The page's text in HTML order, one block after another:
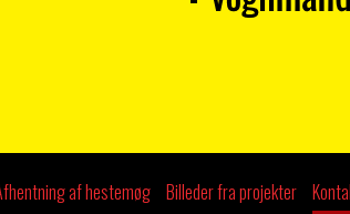
af hestemøg Billeder fra projekter